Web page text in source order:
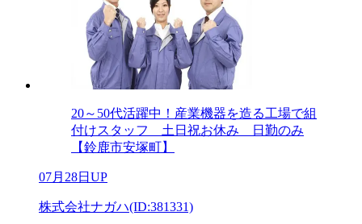
20～50代活躍中！産業機器を造る工場で組
付けスタッフ 土日祝お休み 日勤のみ
【鈴鹿市安塚町】
07月28日UP
株式会社ナガハ(ID:381331)